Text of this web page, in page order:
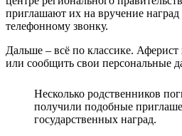
приглашают их на вручение
телефонному звонку.
Дальше – всё по классике.
или сообщить свои персональные
Несколько родственников
получили подобные
государственных наград.